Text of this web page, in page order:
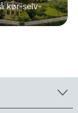
kør-selv-